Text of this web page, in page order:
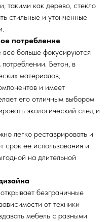
такими как дерево, стекло
стильные и утонченные
потребление
больше фокусируются
Бетон, в
материалов,
и имеет
его отличным выбором
экологический след и
легко реставрировать и
срок ее использования и
на длительной
безграничные
от техники
мебель с разными